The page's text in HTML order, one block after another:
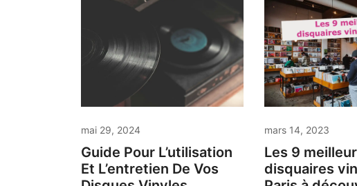
mai 29, 2024
Guide Pour L’utilisation
Et L’entretien De Vos
mars 14, 2023
Les 9
disquaires